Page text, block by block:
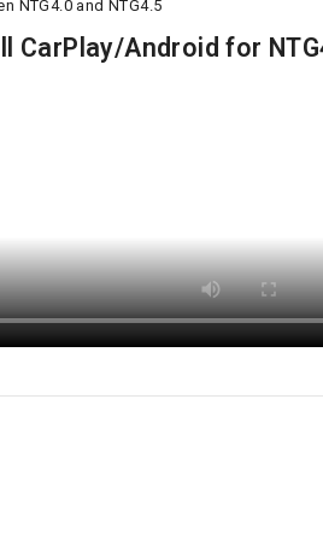
CarPlay/Android for